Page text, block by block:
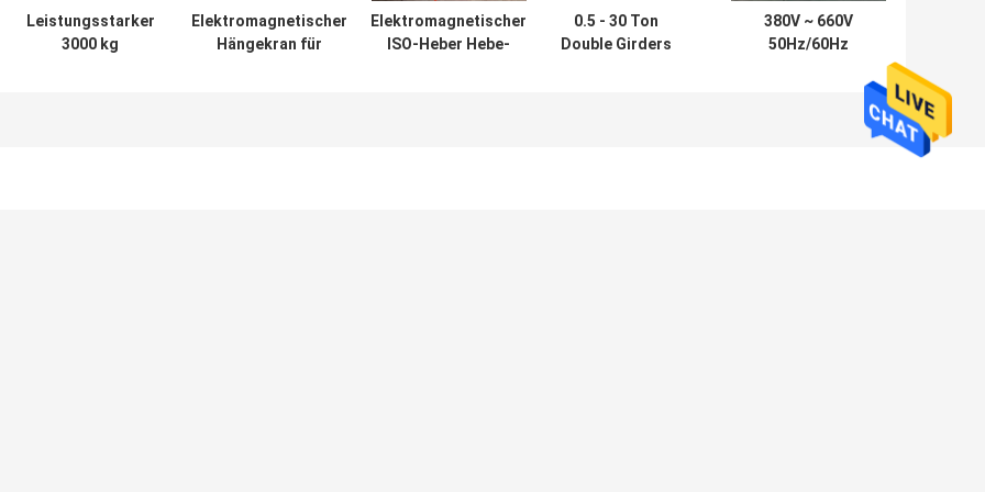
Leistungsstarker
3000 kg
Elektromagnetischer
Hängekran für
Elektromagnetischer
ISO-Heber Hebe-
0.5 - 30 Ton
Double Girders
380V ~ 660V
50Hz/60Hz
Feuchtigkeitsdichtes
Elektromagnetisches